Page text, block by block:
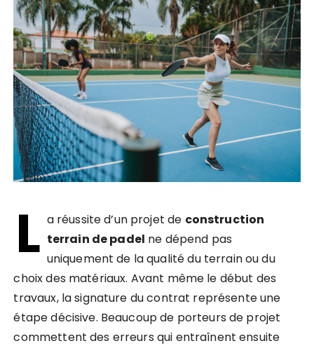
L a réussite d’un projet de construction
terrain de padel ne dépend pas
uniquement de la qualité du terrain ou du
choix des matériaux. Avant même le début des
travaux, la signature du contrat représente une
étape décisive. Beaucoup de porteurs de projet
commettent des erreurs qui entraînent ensuite